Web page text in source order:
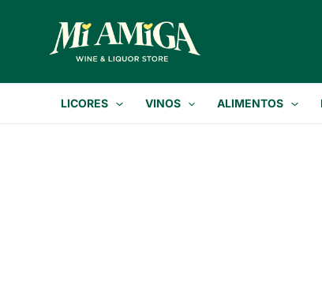
contenido
LICORES VINOS ALIMENTOS